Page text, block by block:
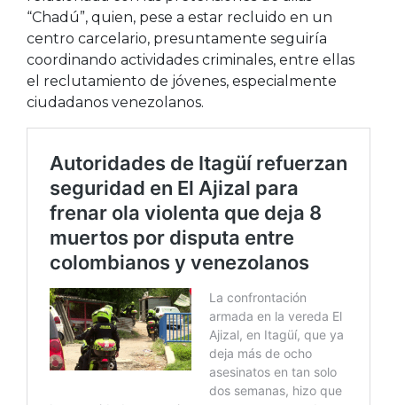
“Chadú”, quien, pese a estar recluido en un
centro carcelario, presuntamente seguiría
coordinando actividades criminales, entre ellas
el reclutamiento de jóvenes, especialmente
ciudadanos venezolanos.